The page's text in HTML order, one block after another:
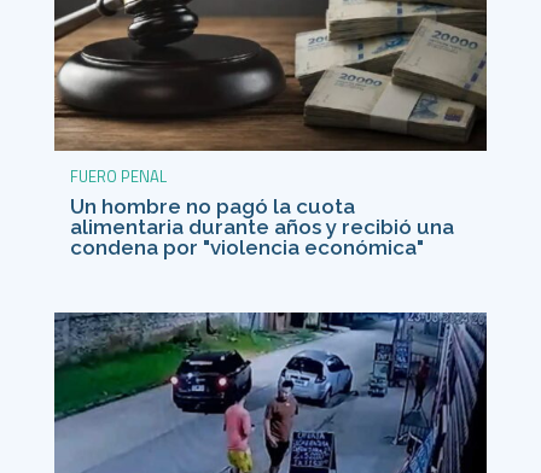
FUERO PENAL
Un hombre no pagó la cuota
alimentaria durante años y recibió una
condena por "violencia económica"